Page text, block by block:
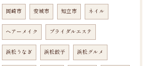
岡崎市 安城市 知立市 ネイル
ヘアーメイク ブライダルエステ
浜松うなぎ 浜松餃子 浜松グルメ